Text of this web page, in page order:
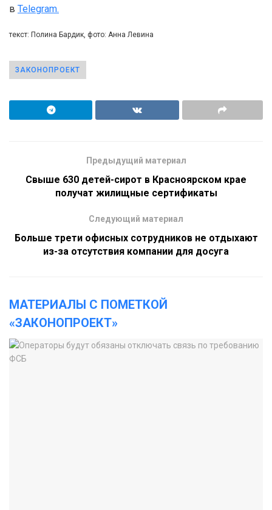
в Telegram.
текст: Полина Бардик, фото: Анна Левина
ЗАКОНОПРОЕКТ
Предыдущий материал
Свыше 630 детей-сирот в Красноярском крае
получат жилищные сертификаты
Следующий материал
Больше трети офисных сотрудников не отдыхают
из-за отсутствия компании для досуга
МАТЕРИАЛЫ С ПОМЕТКОЙ
«ЗАКОНОПРОЕКТ»